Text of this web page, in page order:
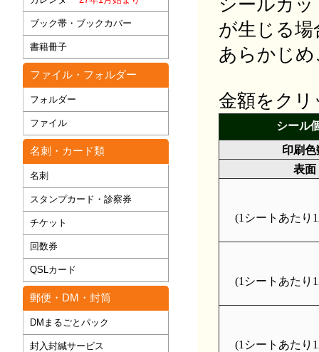
シールカ
が生じる
あらかじ
金額をク
シール
印刷色
表面
(1シートあたり
(1シートあたり
(1シートあたり
ブック帯・ブックカバー
書籍冊子
ファイル・フォルダー
フォルダー
ファイル
名刺・カード類
名刺
スタンプカード・診察券
チケット
回数券
QSLカード
郵便・DM・封筒
DMまるごとパック
封入封緘サービス